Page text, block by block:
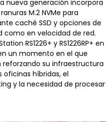
nueva generación incorpora
M.2 NVMe para
caché SSD y opciones de
como en velocidad de red.
RS1226+ y RS1226RP+ en
un momento en el que
su infraestructura
oficinas híbridas, el
y la necesidad de procesar